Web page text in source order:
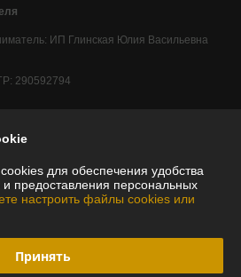
ИП Глинская Юлия Васильевна
290592794
горисполком
20.05.2014для обеспечения удобства
и предоставления персональных
настроить файлы cookies или
Принять